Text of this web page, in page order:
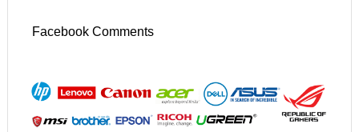
Facebook Comments